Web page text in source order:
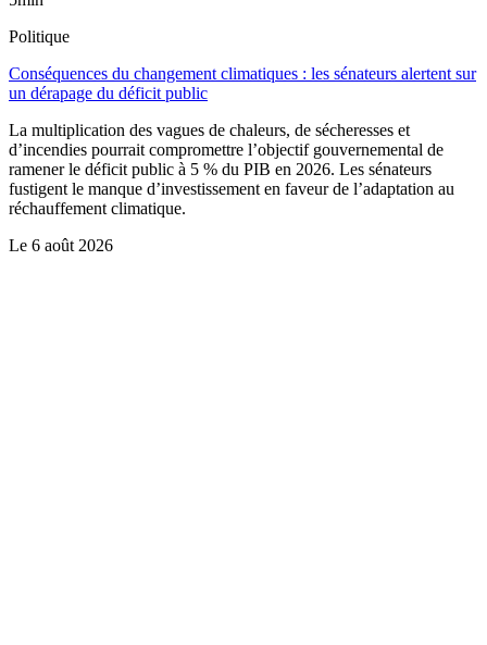
Politique
Conséquences du changement climatiques : les sénateurs alertent sur
un dérapage du déficit public
La multiplication des vagues de chaleurs, de sécheresses et
d’incendies pourrait compromettre l’objectif gouvernemental de
ramener le déficit public à 5 % du PIB en 2026. Les sénateurs
fustigent le manque d’investissement en faveur de l’adaptation au
réchauffement climatique.
Le 6 août 2026